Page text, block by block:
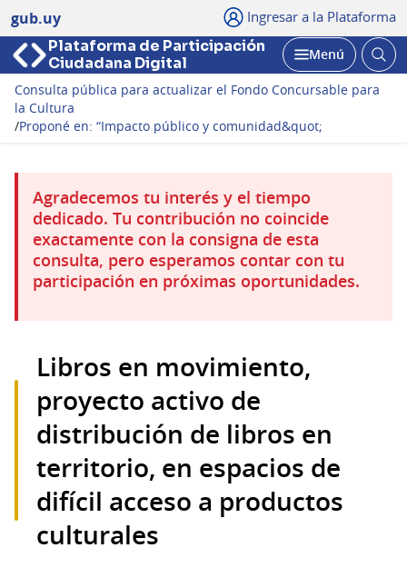
gub.uy Ingresar a la Plataforma
Plataforma de Participación
Ciudadana Digital
Abrir
Menú
Consulta pública para actualizar el Fondo Concursable para
la Cultura
/Proponé en: “Impacto público y comunidad&quot;
Agradecemos tu interés y el tiempo
dedicado. Tu contribución no coincide
exactamente con la consigna de esta
consulta, pero esperamos contar con tu
participación en próximas oportunidades.
Libros en movimiento,
proyecto activo de
distribución de libros en
territorio, en espacios de
difícil acceso a productos
culturales